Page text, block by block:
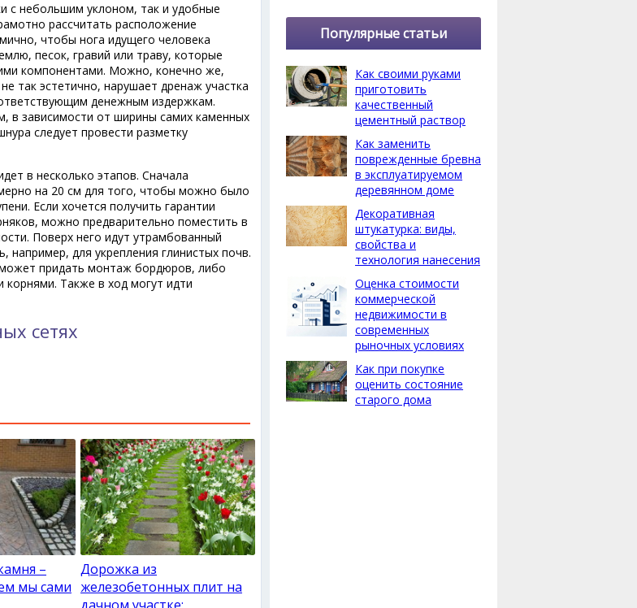
небольшим уклоном, так и удобные
рассчитать расположение
чтобы нога идущего человека
песок, гравий или траву, которые
компонентами. Можно, конечно же,
так эстетично, нарушает дренаж участка
денежным издержкам.
в зависимости от ширины самих каменных
следует провести разметку
в несколько этапов. Сначала
на 20 см для того, чтобы можно было
Если хочется получить гарантии
можно предварительно поместить в
Поверх него идут утрамбованный
например, для укрепления глинистых почв.
придать монтаж бордюров, либо
корнями. Также в ход могут идти
сетях
–
мы сами
Дорожка из
железобетонных плит на
Популярные статьи
Как своими руками
приготовить
качественный
цементный раствор
Как заменить
поврежденные бревна
в эксплуатируемом
деревянном доме
Декоративная
штукатурка: виды,
свойства и
технология нанесения
Оценка стоимости
коммерческой
недвижимости в
современных
рыночных условиях
Как при покупке
оценить состояние
старого дома